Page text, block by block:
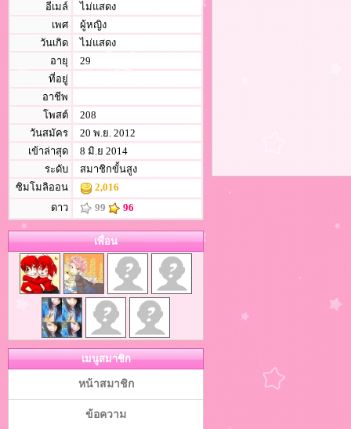
อีเมล์
ไม่แสดง
เพศ
ผู้หญิง
วันเกิด
ไม่แสดง
อายุ
29
ที่อยู่
อาชีพ
โพสต์
208
วันสมัคร
20 พ.ย. 2012
เข้าล่าสุด
8 มิ.ย 2014
ระดับ
สมาชิกขั้นสูง
ซิมโมลิออน
2,016
ดาว
99 96
เพื่อน
เมนูสมาชิก
หน้าสมาชิก
ข้อความ